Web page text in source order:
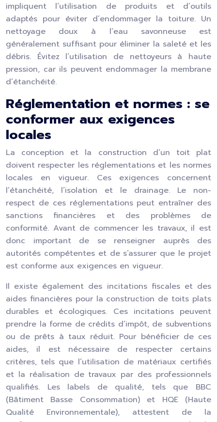
impliquent l’utilisation de produits et d’outils
adaptés pour éviter d’endommager la toiture. Un
nettoyage doux à l’eau savonneuse est
généralement suffisant pour éliminer la saleté et les
débris. Évitez l’utilisation de nettoyeurs à haute
pression, car ils peuvent endommager la membrane
d’étanchéité.
Réglementation et normes : se
conformer aux exigences
locales
La conception et la construction d’un toit plat
doivent respecter les réglementations et les normes
locales en vigueur. Ces exigences concernent
l’étanchéité, l’isolation et le drainage. Le non-
respect de ces réglementations peut entraîner des
sanctions financières et des problèmes de
conformité. Avant de commencer les travaux, il est
donc important de se renseigner auprès des
autorités compétentes et de s’assurer que le projet
est conforme aux exigences en vigueur.
Il existe également des incitations fiscales et des
aides financières pour la construction de toits plats
durables et écologiques. Ces incitations peuvent
prendre la forme de crédits d’impôt, de subventions
ou de prêts à taux réduit. Pour bénéficier de ces
aides, il est nécessaire de respecter certains
critères, tels que l’utilisation de matériaux certifiés
et la réalisation de travaux par des professionnels
qualifiés. Les labels de qualité, tels que BBC
(Bâtiment Basse Consommation) et HQE (Haute
Qualité Environnementale), attestent de la